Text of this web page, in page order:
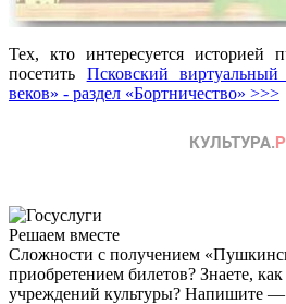
Тех, кто интересуется историей
посетить Псковский
веков» - раздел «Бортничество» >>>
Решаем вместе
Сложности с получением
приобретением билетов? Знаете,
учреждений культуры? Напишите